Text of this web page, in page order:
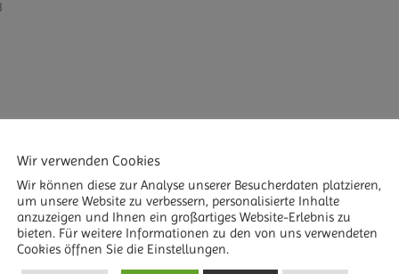
Sinne. Wir Menschen sind im Grunde gut gerüstet für
in uns, sie müssen nur erkannt und
Übungen, um unsere Sinne für die feinstofflichen
um unsere Hellsichtigkeit, Hellfühligkeit, usw. zu
Wir verwenden Cookies
Wir können diese zur Analyse unserer Besucherdaten platzieren,
um unsere Website zu verbessern, personalisierte Inhalte
anzuzeigen und Ihnen ein großartiges Website-Erlebnis zu
bieten. Für weitere Informationen zu den von uns verwendeten
Cookies öffnen Sie die Einstellungen.